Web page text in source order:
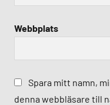
Webbplats
Spara mitt namn,
denna webbläsare till